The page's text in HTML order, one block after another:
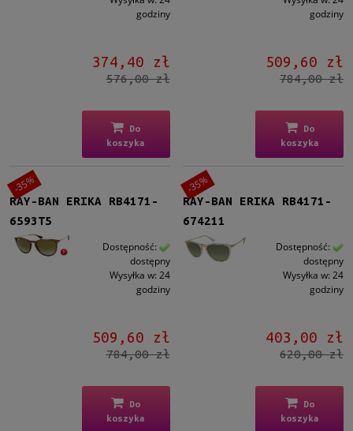
godziny
374,40 zł
576,00 zł
Do
koszyka
godziny
509,60 zł
784,00 zł
Do
koszyka
RAY-BAN ERIKA RB4171-
6593T5
Dostępność:
dostępny
Wysyłka w: 24
godziny
509,60 zł
784,00 zł
Do
koszyka
-35%
RAY-BAN ERIKA RB4171-
674211
Dostępność:
dostępny
Wysyłka w: 24
godziny
403,00 zł
620,00 zł
Do
koszyka
-35%